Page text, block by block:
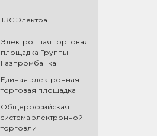
ТЗС Электра
Электронная торговая
площадка Группы
Газпромбанка
Единая электронная
торговая площадка
Общероссийская
cистема электронной
торговли